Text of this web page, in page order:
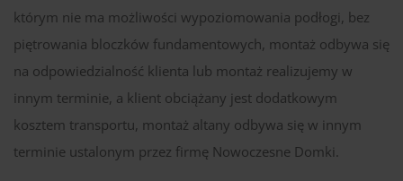
którym nie ma możliwości wypoziomowania podłogi, bez
piętrowania bloczków fundamentowych, montaż odbywa się
na odpowiedzialność klienta lub montaż realizujemy w
innym terminie, a klient obciążany jest dodatkowym
kosztem transportu, montaż altany odbywa się w innym
terminie ustalonym przez firmę Nowoczesne Domki.